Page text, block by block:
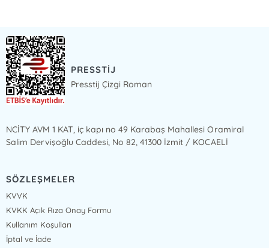
PRESSTİJ
Presstij Çizgi Roman
NCİTY AVM 1 KAT, iç kapı no 49 Karabaş Mahallesi Oramiral
Salim Dervişoğlu Caddesi, No 82, 41300 İzmit / KOCAELİ
SÖZLEŞMELER
KVVK
KVKK Açık Rıza Onay Formu
Kullanım Koşulları
İptal ve İade